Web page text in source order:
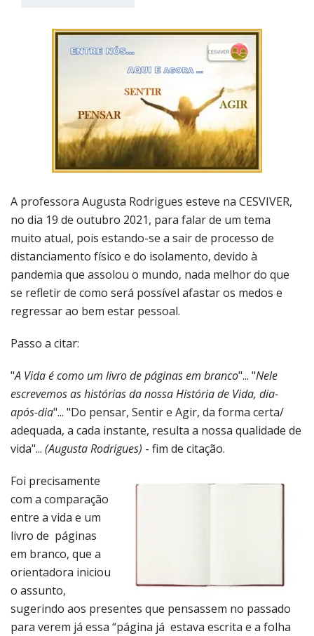
A professora Augusta Rodrigues esteve na CESVIVER,
no dia 19 de outubro 2021, para falar de um tema
muito atual, pois estando-se a sair de processo de
distanciamento físico e do isolamento, devido à
pandemia que assolou o mundo, nada melhor do que
se refletir de como será possível afastar os medos e
regressar ao bem estar pessoal.
Passo a citar:
"A Vida é como um livro de páginas em branco"... "Nele
escrevemos as histórias da nossa História de Vida, dia-
após-dia"... "Do pensar, Sentir e Agir, da forma certa/
adequada, a cada instante, resulta a nossa qualidade de
vida"... (Augusta Rodrigues) - fim de citação.
Foi precisamente
com a comparação
entre a vida e um
livro de páginas
em branco, que a
orientadora iniciou
o assunto,
sugerindo aos presentes que pensassem no passado
para verem já essa “página já estava escrita e a folha